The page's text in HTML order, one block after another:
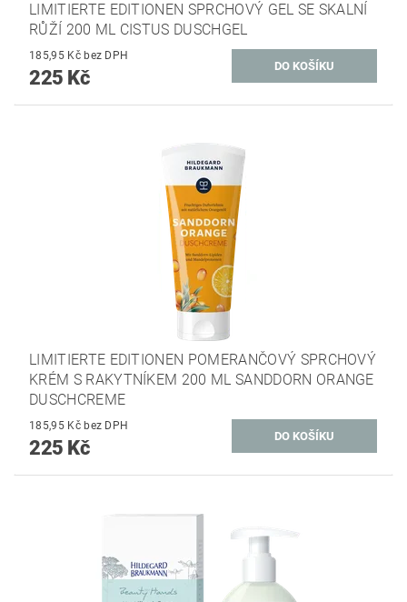
LIMITIERTE EDITIONEN SPRCHOVÝ GEL SE SKALNÍ
RŮŽÍ 200 ML CISTUS DUSCHGEL
185,95 Kč bez DPH
225 Kč
LIMITIERTE EDITIONEN POMERANČOVÝ SPRCHOVÝ
KRÉM S RAKYTNÍKEM 200 ML SANDDORN ORANGE
DUSCHCREME
185,95 Kč bez DPH
225 Kč